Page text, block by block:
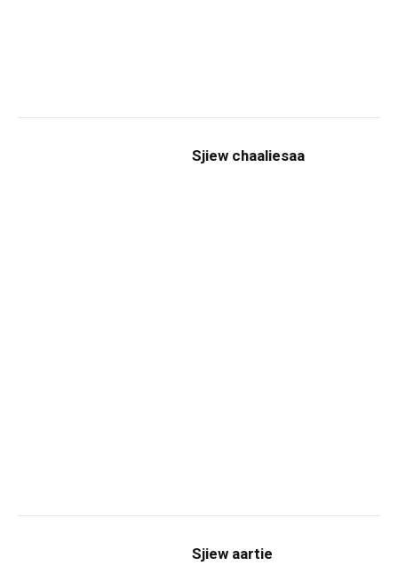
Sjiew chaaliesaa
Sjiew aartie